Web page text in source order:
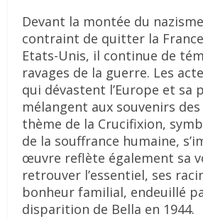
Devant la montée du
contraint de quitter la
Etats-Unis, il continue de
ravages de la guerre. Les
qui dévastent l’Europe et sa
mélangent aux souvenirs
thème de la Crucifixion,
de la souffrance humaine,
œuvre reflète également sa
retrouver l’essentiel, ses
bonheur familial, endeuillé
disparition de Bella en 1944.